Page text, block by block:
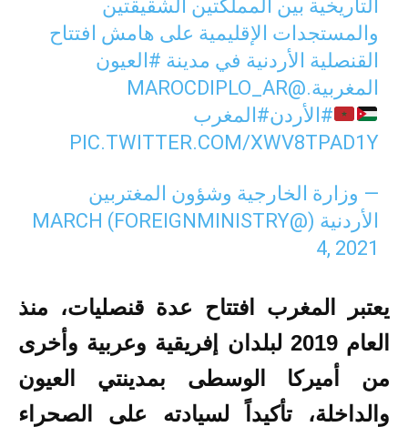
التاريخية بين المملكتين الشقيقتين
والمستجدات الإقليمية على هامش افتتاح
القنصلية الأردنية في مدينة #العيون
المغربية.@MAROCDIPLO_AR
#الأردن#المغرب
PIC.TWITTER.COM/XWV8TPAD1Y
— وزارة الخارجية وشؤون المغتربين
الأردنية (@FOREIGNMINISTRY)
MARCH
4, 2021
يعتبر المغرب افتتاح عدة قنصليات، منذ
العام 2019 لبلدان إفريقية وعربية وأخرى
من أميركا الوسطى بمدينتي العيون
والداخلة، تأكيداً لسيادته على الصحراء